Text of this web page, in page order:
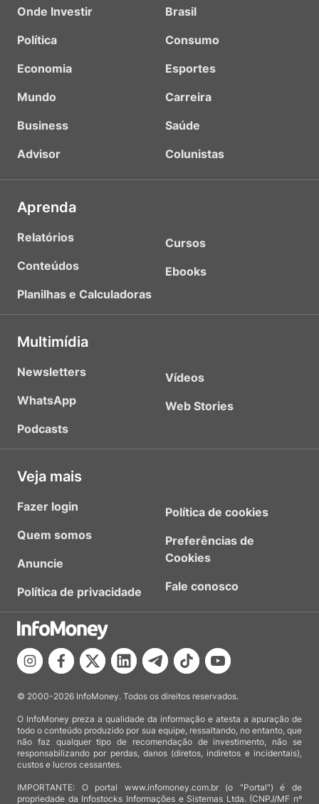
Onde Investir
Política
Economia
Mundo
Business
Advisor
Brasil
Consumo
Esportes
Carreira
Saúde
Colunistas
Aprenda
Relatórios
Conteúdos
Planilhas e Calculadoras
Cursos
Ebooks
Multimídia
Newsletters
WhatsApp
Podcasts
Vídeos
Web Stories
Veja mais
Fazer login
Quem somos
Anuncie
Política de privacidade
Política de cookies
Preferências de
Cookies
Fale conosco
© 2000-2026 InfoMoney. Todos os direitos reservados.
O InfoMoney preza a qualidade da informação e atesta a apuração de
todo o conteúdo produzido por sua equipe, ressaltando, no entanto, que
não faz qualquer tipo de recomendação de investimento, não se
responsabilizando por perdas, danos (diretos, indiretos e incidentais),
custos e lucros cessantes.
IMPORTANTE: O portal www.infomoney.com.br (o "Portal") é de
propriedade da Infostocks Informações e Sistemas Ltda. (CNPJ/MF nº